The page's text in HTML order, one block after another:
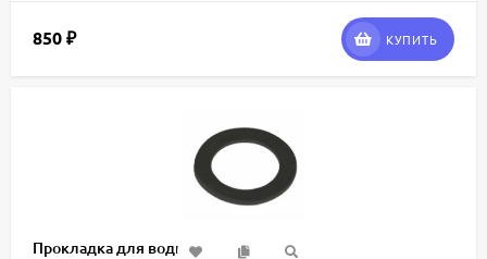
850 ₽ КУПИТЬ
Прокладка для воды